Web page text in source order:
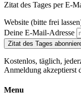
Zitat des Tages per E-
Website (bitte frei
Deine E-Mail-Adresse
Zitat des Tages
Kostenlos, täglich,
Anmeldung akzeptierst
Menu